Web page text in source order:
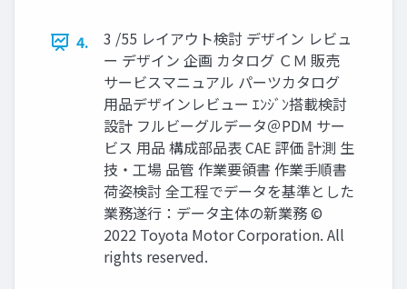
4.
3 /55 レイアウト検討 デザイン レビュ
ー デザイン 企画 カタログ ＣＭ 販売
サービスマニュアル パーツカタログ
用品デザインレビュー ｴﾝｼﾞﾝ搭載検討
設計 フルビーグルデータ＠PDM サー
ビス 用品 構成部品表 CAE 評価 計測 生
技・工場 品管 作業要領書 作業手順書
荷姿検討 全工程でデータを基準とした
業務遂行：データ主体の新業務 ©
2022 Toyota Motor Corporation. All
rights reserved.